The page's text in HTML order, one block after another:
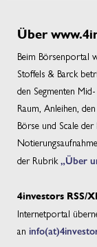
Über
Beim Börsenportal
Stoffels & Barck
den Segmenten
Raum, Anleihen,
Börse und Scale
der Rubrik „Über
4investors RSS/
Internetportal
an